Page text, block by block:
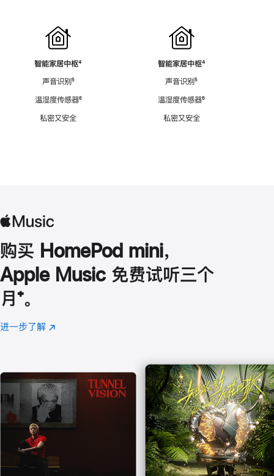
智能家居中枢脚
⁴
声音识别脚
⁵
温湿度传感器脚
⁶
私密又安全
智能家居中枢脚
⁴
声音识别脚
⁵
温湿度传感器脚
⁶
私密又安全
购买 HomePod mini，
Apple Music 免费试听三个
月 脚
注
⁺。
进一步了解 Apple
(在
口
中
打
开)